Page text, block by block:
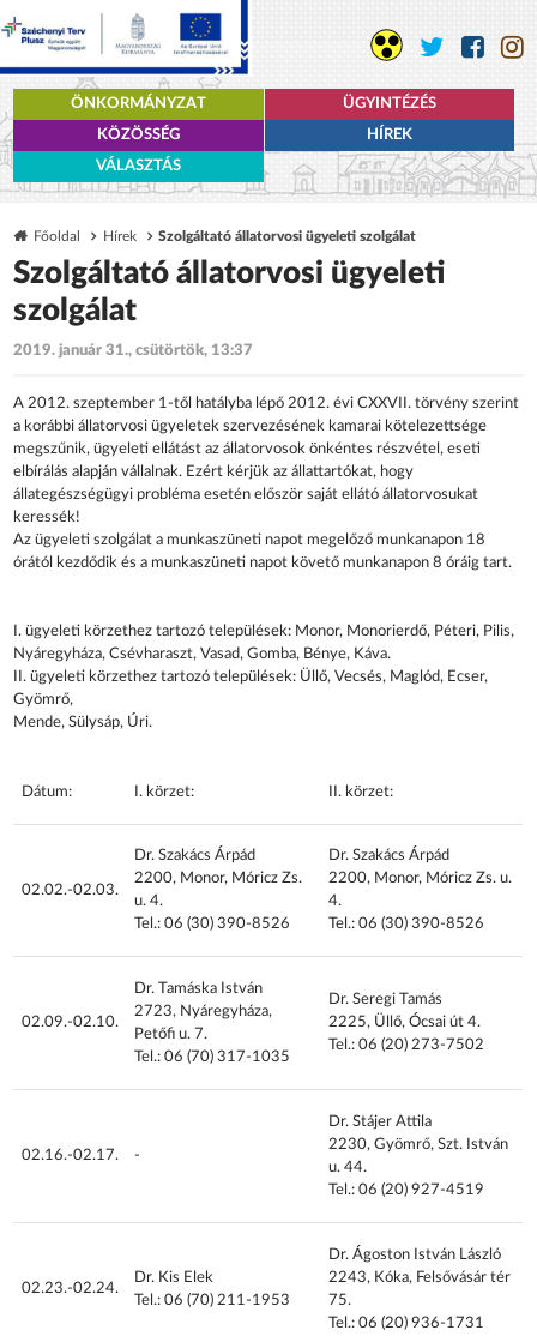
ÖNKORMÁNYZAT
ÜGYINTÉZÉS
KÖZÖSSÉG
HÍREK
VÁLASZTÁS
Főoldal Hírek Szolgáltató állatorvosi ügyeleti szolgálat
Szolgáltató állatorvosi ügyeleti
szolgálat
2019. január 31., csütörtök, 13:37
A 2012. szeptember 1-től hatályba lépő 2012. évi CXXVII. törvény szerint
a korábbi állatorvosi ügyeletek szervezésének kamarai kötelezettsége
megszűnik, ügyeleti ellátást az állatorvosok önkéntes részvétel, eseti
elbírálás alapján vállalnak. Ezért kérjük az állattartókat, hogy
állategészségügyi probléma esetén először saját ellátó állatorvosukat
keressék!
Az ügyeleti szolgálat a munkaszüneti napot megelőző munkanapon 18
órától kezdődik és a munkaszüneti napot követő munkanapon 8 óráig tart.
I. ügyeleti körzethez tartozó települések: Monor, Monorierdő, Péteri, Pilis,
Nyáregyháza, Csévharaszt, Vasad, Gomba, Bénye, Káva.
II. ügyeleti körzethez tartozó települések: Üllő, Vecsés, Maglód, Ecser,
Gyömrő,
Mende, Sülysáp, Úri.
Dátum: I. körzet: II. körzet:
02.02.-02.03.
Dr. Szakács Árpád
2200, Monor, Móricz Zs.
u. 4.
Tel.: 06 (30) 390-8526
Dr. Szakács Árpád
2200, Monor, Móricz Zs. u.
4.
Tel.: 06 (30) 390-8526
02.09.-02.10.
Dr. Tamáska István
2723, Nyáregyháza,
Petőfi u. 7.
Tel.: 06 (70) 317-1035
Dr. Seregi Tamás
2225, Üllő, Ócsai út 4.
Tel.: 06 (20) 273-7502
02.16.-02.17. -
Dr. Stájer Attila
2230, Gyömrő, Szt. István
u. 44.
Tel.: 06 (20) 927-4519
02.23.-02.24.
Dr. Kis Elek
Tel.: 06 (70) 211-1953
Dr. Ágoston István László
2243, Kóka, Felsővásár tér
75.
Tel.: 06 (20) 936-1731